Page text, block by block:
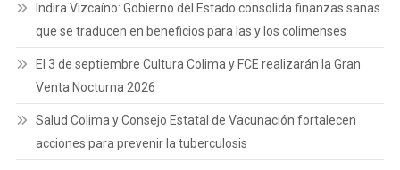
Indira Vizcaíno: Gobierno del Estado consolida finanzas sanas
que se traducen en beneficios para las y los colimenses
El 3 de septiembre Cultura Colima y FCE realizarán la Gran
Venta Nocturna 2026
Salud Colima y Consejo Estatal de Vacunación fortalecen
acciones para prevenir la tuberculosis